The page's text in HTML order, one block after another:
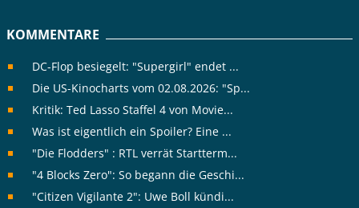
KOMMENTARE
DC-Flop besiegelt: "Supergirl" endet ...
Die US-Kinocharts vom 02.08.2026: "Sp...
Kritik: Ted Lasso Staffel 4 von Movie...
Was ist eigentlich ein Spoiler? Eine ...
"Die Flodders" : RTL verrät Startterm...
"4 Blocks Zero": So begann die Geschi...
"Citizen Vigilante 2": Uwe Boll kündi...